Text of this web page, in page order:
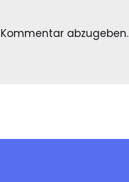
abzugeben.